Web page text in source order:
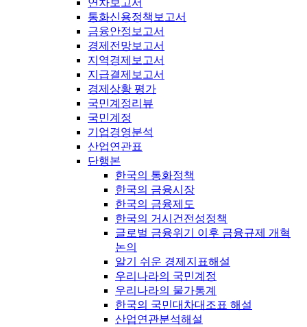
연차보고서
통화신용정책보고서
금융안정보고서
경제전망보고서
지역경제보고서
지급결제보고서
경제상황 평가
국민계정리뷰
국민계정
기업경영분석
산업연관표
단행본
한국의 통화정책
한국의 금융시장
한국의 금융제도
한국의 거시건전성정책
글로벌 금융위기 이후 금융규제 개혁
논의
알기 쉬운 경제지표해설
우리나라의 국민계정
우리나라의 물가통계
한국의 국민대차대조표 해설
산업연관분석해설